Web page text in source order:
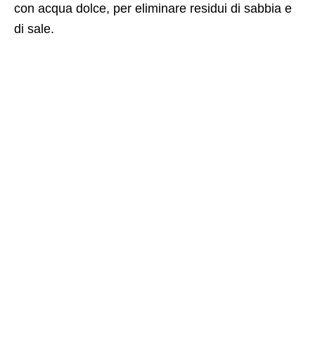
con acqua dolce, per eliminare residui di sabbia e
di sale.